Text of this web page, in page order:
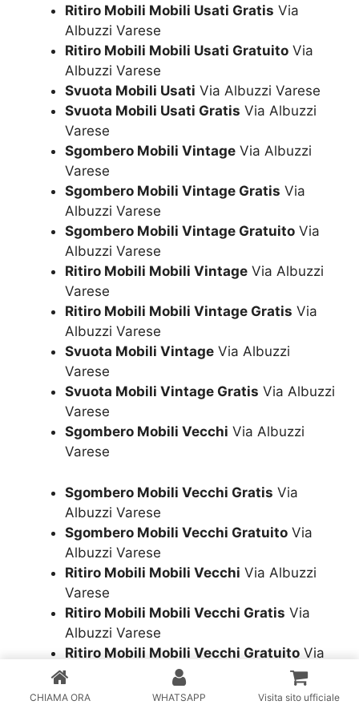
Ritiro Mobili Mobili Usati Gratis Via
Albuzzi Varese
Ritiro Mobili Mobili Usati Gratuito Via
Albuzzi Varese
Svuota Mobili Usati Via Albuzzi Varese
Svuota Mobili Usati Gratis Via Albuzzi
Varese
Sgombero Mobili Vintage Via Albuzzi
Varese
Sgombero Mobili Vintage Gratis Via
Albuzzi Varese
Sgombero Mobili Vintage Gratuito Via
Albuzzi Varese
Ritiro Mobili Mobili Vintage Via Albuzzi
Varese
Ritiro Mobili Mobili Vintage Gratis Via
Albuzzi Varese
Svuota Mobili Vintage Via Albuzzi
Varese
Svuota Mobili Vintage Gratis Via Albuzzi
Varese
Sgombero Mobili Vecchi Via Albuzzi
Varese
Sgombero Mobili Vecchi Gratis Via
Albuzzi Varese
Sgombero Mobili Vecchi Gratuito Via
Albuzzi Varese
Ritiro Mobili Mobili Vecchi Via Albuzzi
Varese
Ritiro Mobili Mobili Vecchi Gratis Via
Albuzzi Varese
Ritiro Mobili Mobili Vecchi Gratuito Via
Albuzzi Varese
Svuota Mobili Vecchi Via Albuzzi Varese
CHIAMA ORA WHATSAPP Visita sito ufficiale